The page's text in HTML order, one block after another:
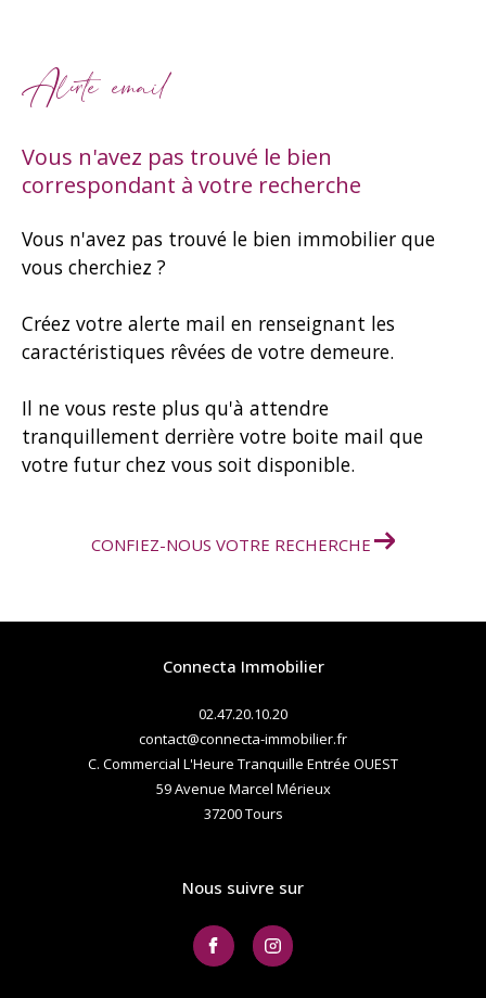
Alerte email
Vous n'avez pas trouvé le bien
correspondant à votre recherche
Vous n'avez pas trouvé le bien immobilier que
vous cherchiez ?
Créez votre alerte mail en renseignant les
caractéristiques rêvées de votre demeure.
Il ne vous reste plus qu'à attendre
tranquillement derrière votre boite mail que
votre futur chez vous soit disponible.
CONFIEZ-NOUS VOTRE RECHERCHE
Connecta Immobilier
02.47.20.10.20
contact@connecta-immobilier.fr
C. Commercial L'Heure Tranquille Entrée OUEST
59 Avenue Marcel Mérieux
37200 tours
Nous suivre sur